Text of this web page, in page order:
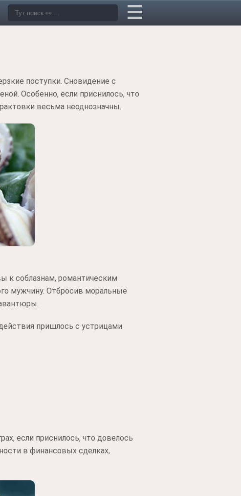
поступки. Сновидение с
Особенно, если приснилось, что
весьма неоднозначны.
к соблазнам, романтическим
мужчину. Отбросив моральные
пришлось с устрицами
если приснилось, что довелось
в финансовых сделках,